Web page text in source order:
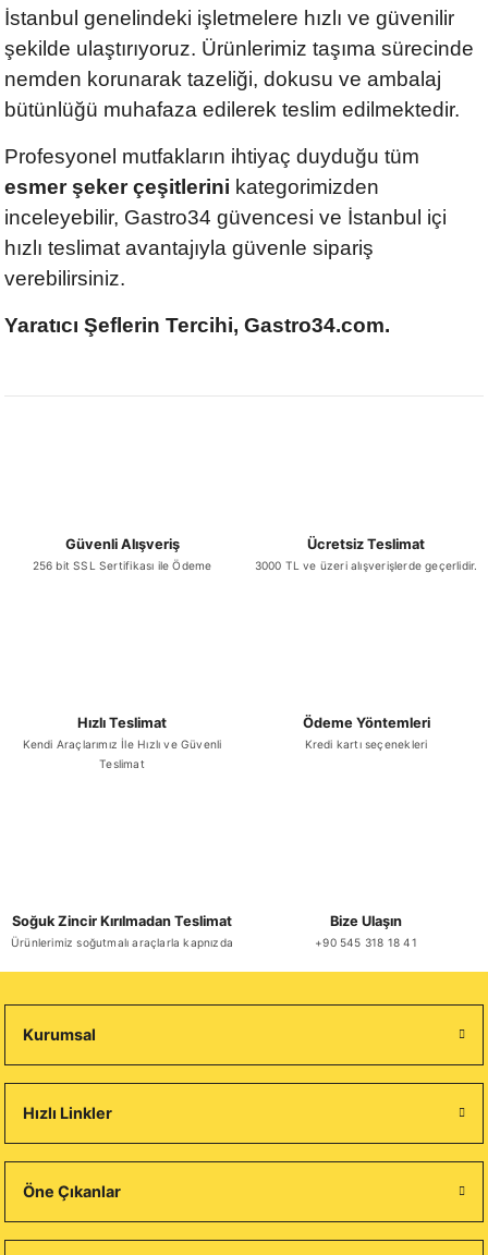
İstanbul genelindeki işletmelere hızlı ve güvenilir
şekilde ulaştırıyoruz. Ürünlerimiz taşıma sürecinde
nemden korunarak tazeliği, dokusu ve ambalaj
bütünlüğü muhafaza edilerek teslim edilmektedir.
Profesyonel mutfakların ihtiyaç duyduğu tüm
esmer şeker çeşitlerini kategorimizden
inceleyebilir, Gastro34 güvencesi ve İstanbul içi
hızlı teslimat avantajıyla güvenle sipariş
verebilirsiniz.
Yaratıcı Şeflerin Tercihi, Gastro34.com.
Güvenli Alışveriş
256 bit SSL Sertifikası ile Ödeme
Ücretsiz Teslimat
3000 TL ve üzeri alışverişlerde geçerlidir.
Hızlı Teslimat
Kendi Araçlarımız İle Hızlı ve Güvenli
Teslimat
Ödeme Yöntemleri
Kredi kartı seçenekleri
Soğuk Zincir Kırılmadan Teslimat
Ürünlerimiz soğutmalı araçlarla kapnızda
Bize Ulaşın
+90 545 318 18 41
Kurumsal
Hızlı Linkler
Öne Çıkanlar